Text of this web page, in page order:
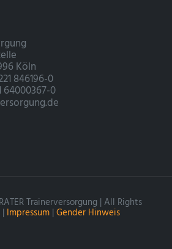
Köln
846196-0
0
Trainerversorgung | All Rights
| Impressum | Gender Hinweis